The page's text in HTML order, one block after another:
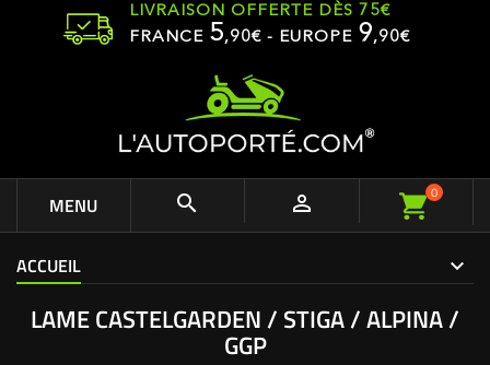
LIVRAISON OFFERTE DÈS 75€
FRANCE 5,90€ - EUROPE 9,90€
MENU   0
ACCUEIL
LAME CASTELGARDEN / STIGA / ALPINA /
GGP